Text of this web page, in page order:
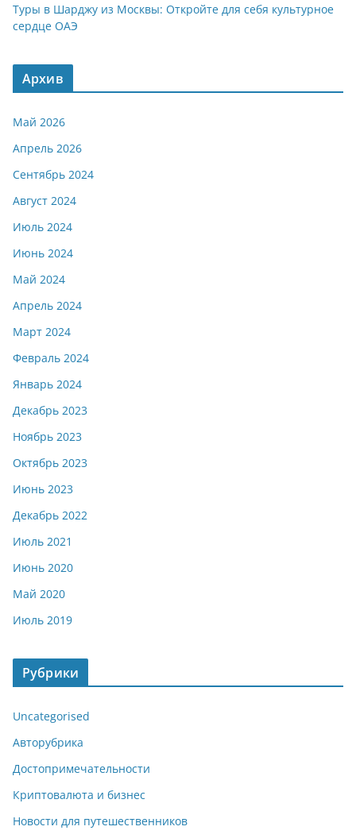
Туры в Шарджу из Москвы: Откройте для себя культурное
сердце ОАЭ
Архив
Май 2026
Апрель 2026
Сентябрь 2024
Август 2024
Июль 2024
Июнь 2024
Май 2024
Апрель 2024
Март 2024
Февраль 2024
Январь 2024
Декабрь 2023
Ноябрь 2023
Октябрь 2023
Июнь 2023
Декабрь 2022
Июль 2021
Июнь 2020
Май 2020
Июль 2019
Рубрики
Uncategorised
Авторубрика
Достопримечательности
Криптовалюта и бизнес
Новости для путешественников